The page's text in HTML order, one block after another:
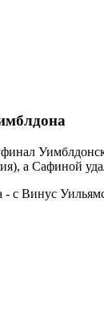
а Сафиной
Винус